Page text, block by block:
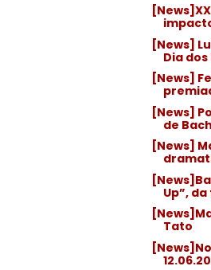
[News]
Dia dos
[News]
[News]
de
[News]
Up”,
Tato